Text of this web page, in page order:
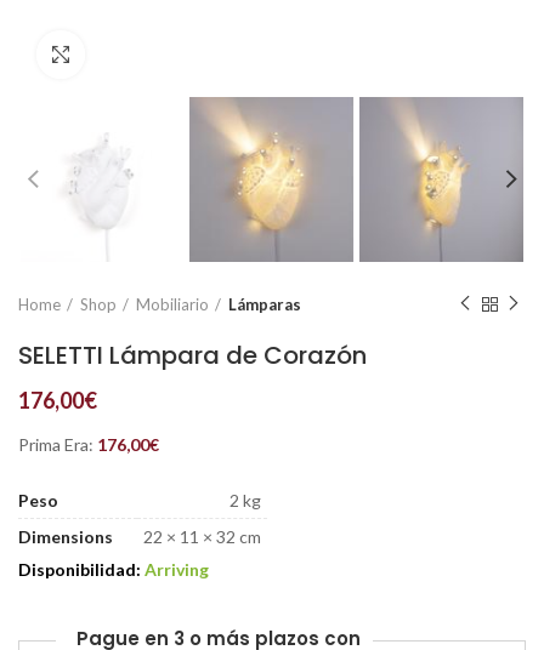
Home Shop Mobiliario Lámparas
SELETTI Lámpara de Corazón
176,00€
Prima Era: 176,00€
Peso
2 kg
Dimensions
22 × 11 × 32 cm
Disponibilidad: Arriving
Pague en 3 o más plazos con